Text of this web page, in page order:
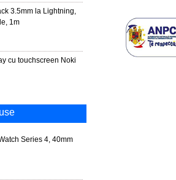
3.5mm la Lightning,
1m
cu touchscreen Noki
Series 4, 40mm